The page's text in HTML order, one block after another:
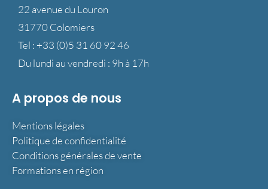
22 avenue du Louron
31770 Colomiers
Tel : +33 (0)5 31 60 92 46
Du lundi au vendredi : 9h à 17h
A propos de nous
Mentions légales
Politique de confidentialité
Conditions générales de vente
Formations en région